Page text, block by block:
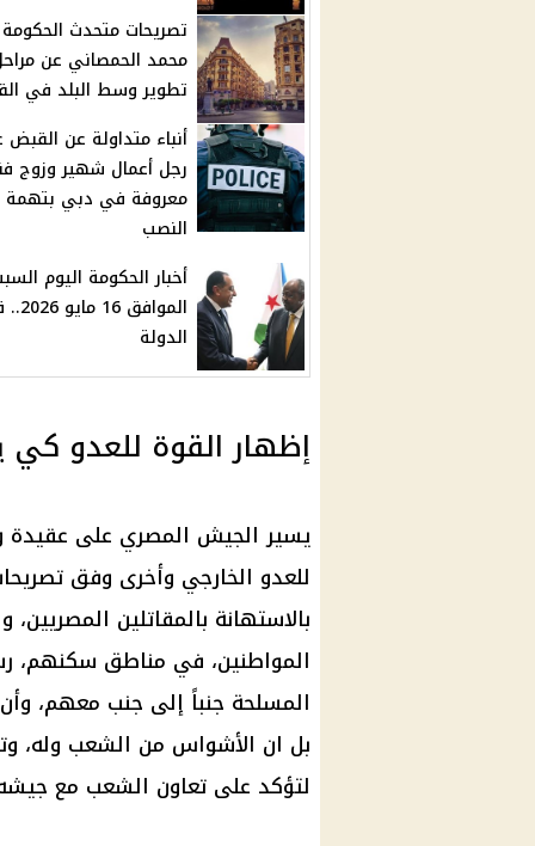
تصريحات متحدث الحكومة
محمد الحمصاني عن
تطوير وسط البلد في
أنباء متداولة عن
رجل أعمال شهير وزوج
معروفة في دبي بتهمة
النصب
أخبار الحكومة اليوم
الدولة
إظهار القوة للعدو
يسير الجيش المصري على عقيدة
للعدو الخارجي وأخرى وفق
بالاستهانة بالمقاتلين
المواطنين، في مناطق سكنهم،
المسلحة جنباً إلى جنب معهم،
بل ان الأشواس من الشعب وله،
لتؤكد على تعاون الشعب مع